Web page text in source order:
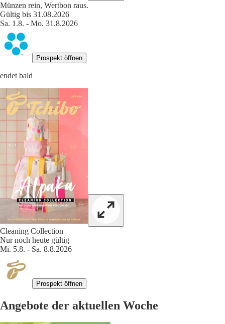
Münzen rein, Wertbon raus.
Gültig bis 31.08.2026
Sa. 1.8. - Mo. 31.8.2026
Prospekt öffnen
endet bald
Cleaning Collection
Nur noch heute gültig
Mi. 5.8. - Sa. 8.8.2026
Prospekt öffnen
Angebote der aktuellen Woche